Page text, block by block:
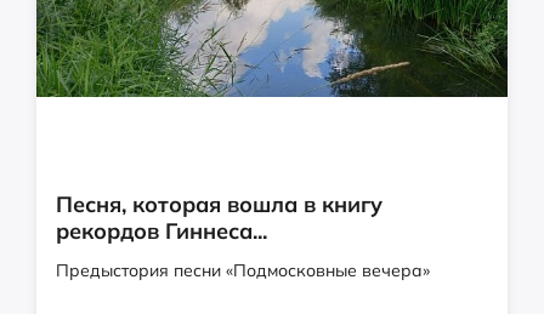
Песня, которая вошла в книгу
рекордов Гиннеса...
Предыстория песни «Подмосковные вечера»